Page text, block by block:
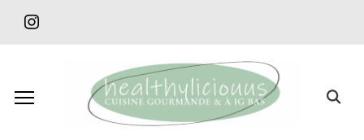
instagram
Search